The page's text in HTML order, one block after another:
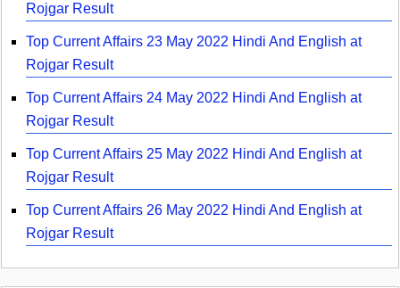
Rojgar Result
Top Current Affairs 23 May 2022 Hindi And English at
Rojgar Result
Top Current Affairs 24 May 2022 Hindi And English at
Rojgar Result
Top Current Affairs 25 May 2022 Hindi And English at
Rojgar Result
Top Current Affairs 26 May 2022 Hindi And English at
Rojgar Result